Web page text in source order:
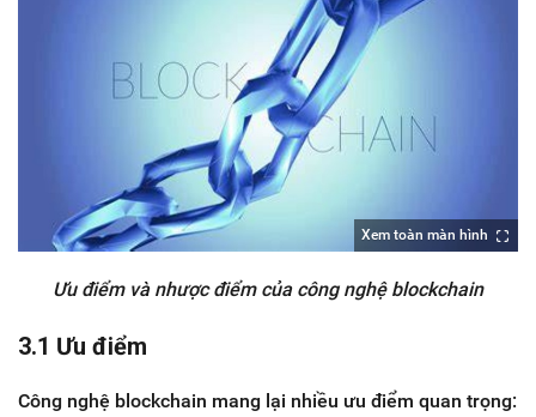
Xem toàn màn hình
Ưu điểm và nhược điểm của công nghệ blockchain
3.1 Ưu điểm
Công nghệ blockchain mang lại nhiều ưu điểm quan trọng: